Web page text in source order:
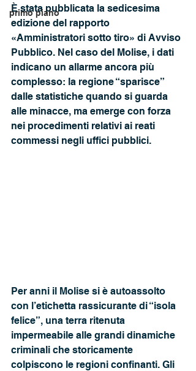
primo piano
È stata pubblicata la sedicesima
edizione del rapporto
«Amministratori sotto tiro» di Avviso
Pubblico. Nel caso del Molise, i dati
indicano un allarme ancora più
complesso: la regione “sparisce”
dalle statistiche quando si guarda
alle minacce, ma emerge con forza
nei procedimenti relativi ai reati
commessi negli uffici pubblici.
Per anni il Molise si è autoassolto
con l’etichetta rassicurante di “isola
felice”, una terra ritenuta
impermeabile alle grandi dinamiche
criminali che storicamente
colpiscono le regioni confinanti. Gli